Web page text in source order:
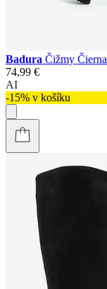
Badura Čižmy Čierna
74,99 €
AI
-15% v košíku